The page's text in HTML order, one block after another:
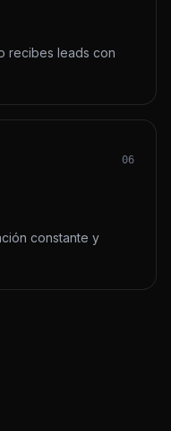
recibes leads con
06
constante y